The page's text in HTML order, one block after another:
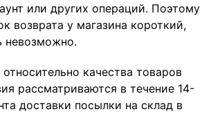
или других операций. Поэтому
возврата у магазина короткий,
невозможно.
качества товаров
рассматриваются в течение 14-
доставки посылки на склад в